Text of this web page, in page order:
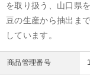
を取り扱う、山口県
豆の生産から抽出ま
しています。
商品管理番号